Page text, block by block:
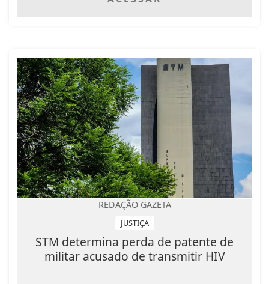
REDAÇÃO GAZETA
JUSTIÇA
STM determina perda de patente de
militar acusado de transmitir HIV